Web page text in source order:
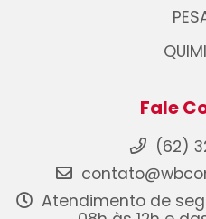
Fale
(62)
Atendimento de